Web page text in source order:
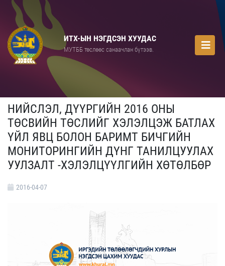
ИТХ-ЫН НЭГДСЭН ХУУДАС
МУТББ төслөөс санаачлан бүтээв.
НИЙСЛЭЛ, ДҮҮРГИЙН 2016 ОНЫ
ТӨСВИЙН ТӨСЛИЙГ ХЭЛЭЛЦЭЖ БАТЛАХ
ҮЙЛ ЯВЦ БОЛОН БАРИМТ БИЧГИЙН
МОНИТОРИНГИЙН ДҮНГ ТАНИЛЦУУЛАХ
УУЛЗАЛТ -ХЭЛЭЛЦҮҮЛГИЙН ХӨТӨЛБӨР
2016-04-07